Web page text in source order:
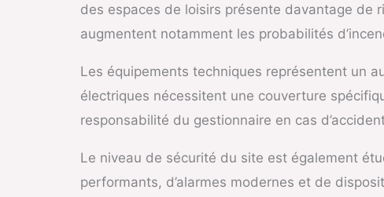
des espaces de loisirs présente davantage de
augmentent notamment les probabilités
Les équipements techniques représentent un
électriques nécessitent une couverture
responsabilité du gestionnaire en cas
Le niveau de sécurité du site est également
performants, d’alarmes modernes et de